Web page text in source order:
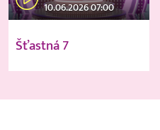
10.06.2026 07:00
Šťastná 7